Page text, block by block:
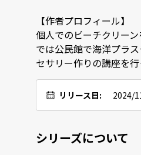
【作者プロフィール】
個人でのビーチクリー
では公民館で海洋プラ
セサリー作りの講座を行
リリース日: 2024/
シリーズについて